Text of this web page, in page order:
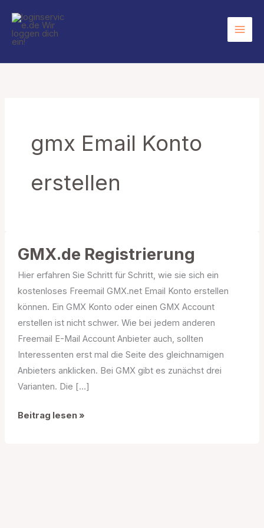
Inhalt
springen
gmx Email Konto
erstellen
GMX.de Registrierung
Hier erfahren Sie Schritt für Schritt, wie sie sich ein
kostenloses Freemail GMX.net Email Konto erstellen
können. Ein GMX Konto oder einen GMX Account
erstellen ist nicht schwer. Wie bei jedem anderen
Freemail E-Mail Account Anbieter auch, sollten
Interessenten erst mal die Seite des gleichnamigen
Anbieters anklicken. Bei GMX gibt es zunächst drei
Varianten. Die […]
GMX.de
Beitrag lesen »